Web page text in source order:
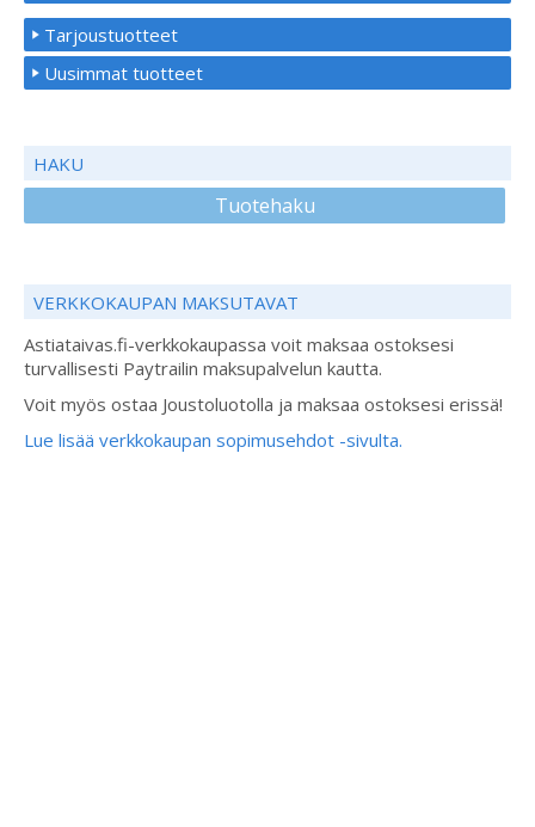
Tarjoustuotteet
Uusimmat tuotteet
HAKU
Tuotehaku
VERKKOKAUPAN MAKSUTAVAT
Astiataivas.fi-verkkokaupassa voit maksaa ostoksesi
turvallisesti Paytrailin maksupalvelun kautta.
Voit myös ostaa Joustoluotolla ja maksaa ostoksesi erissä!
Lue lisää verkkokaupan sopimusehdot -sivulta.